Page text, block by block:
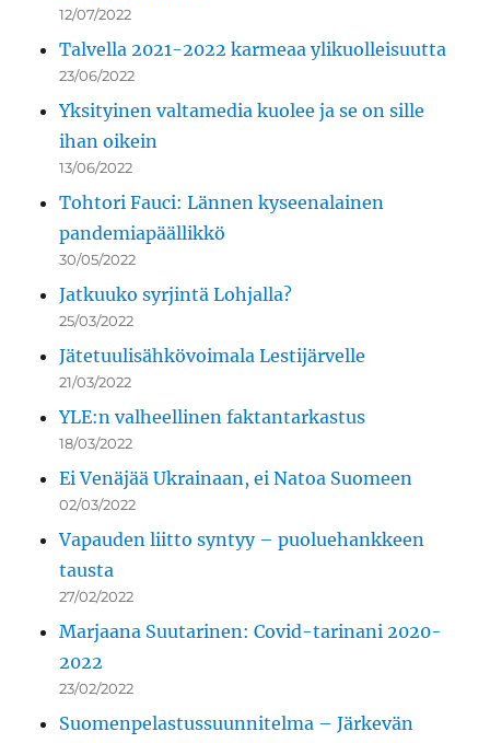
12/07/2022
Talvella 2021-2022 karmeaa ylikuolleisuutta
23/06/2022
Yksityinen valtamedia kuolee ja se on sille
ihan oikein
13/06/2022
Tohtori Fauci: Lännen kyseenalainen
pandemiapäällikkö
30/05/2022
Jatkuuko syrjintä Lohjalla?
25/03/2022
Jätetuulisähkövoimala Lestijärvelle
21/03/2022
YLE:n valheellinen faktantarkastus
18/03/2022
Ei Venäjää Ukrainaan, ei Natoa Suomeen
02/03/2022
Vapauden liitto syntyy – puoluehankkeen
tausta
27/02/2022
Marjaana Suutarinen: Covid-tarinani 2020-
2022
23/02/2022
Suomenpelastussuunnitelma – Järkevän